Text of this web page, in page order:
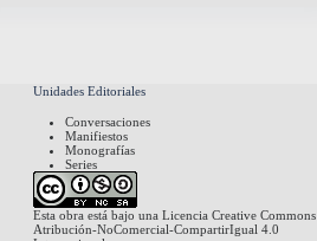
Unidades Editoriales
Conversaciones
Manifiestos
Monografías
Series
Esta obra está bajo una Licencia Creative Commons
Atribución-NoComercial-CompartirIgual 4.0